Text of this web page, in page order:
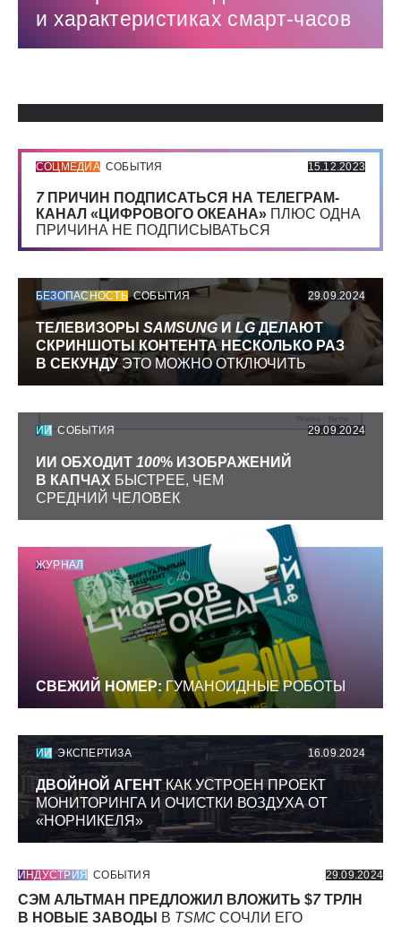
и характеристиках смарт-часов
СОЦМЕДИА СОБЫТИЯ 15.12.2023
7 ПРИЧИН ПОДПИСАТЬСЯ НА ТЕЛЕГРАМ-
КАНАЛ «ЦИФРОВОГО ОКЕАНА» ПЛЮС ОДНА
ПРИЧИНА НЕ ПОДПИСЫВАТЬСЯ
БЕЗОПАСНОСТЬ СОБЫТИЯ 29.09.2024
ТЕЛЕВИЗОРЫ SAMSUNG И LGДЕЛАЮТ
СКРИНШОТЫ КОНТЕНТА НЕСКОЛЬКО РАЗ
В СЕКУНДУЭТО МОЖНО ОТКЛЮЧИТЬ
ИИ СОБЫТИЯ 29.09.2024
ИИ ОБХОДИТ 100% ИЗОБРАЖЕНИЙ
В КАПЧАХ БЫСТРЕЕ, ЧЕМ
СРЕДНИЙ ЧЕЛОВЕК
ЖУРНАЛ
СВЕЖИЙ НОМЕР: ГУМАНОИДНЫЕ РОБОТЫ
ИИ ЭКСПЕРТИЗА 16.09.2024
ДВОЙНОЙ АГЕНТКАК УСТРОЕН ПРОЕКТ
МОНИТОРИНГА И ОЧИСТКИ ВОЗДУХА ОТ
«НОРНИКЕЛЯ»
ИНДУСТРИЯ СОБЫТИЯ 29.09.2024
СЭМ АЛЬТМАН ПРЕДЛОЖИЛ ВЛОЖИТЬ $7ТРЛН
В НОВЫЕ ЗАВОДЫ
В TSMC СОЧЛИ ЕГО